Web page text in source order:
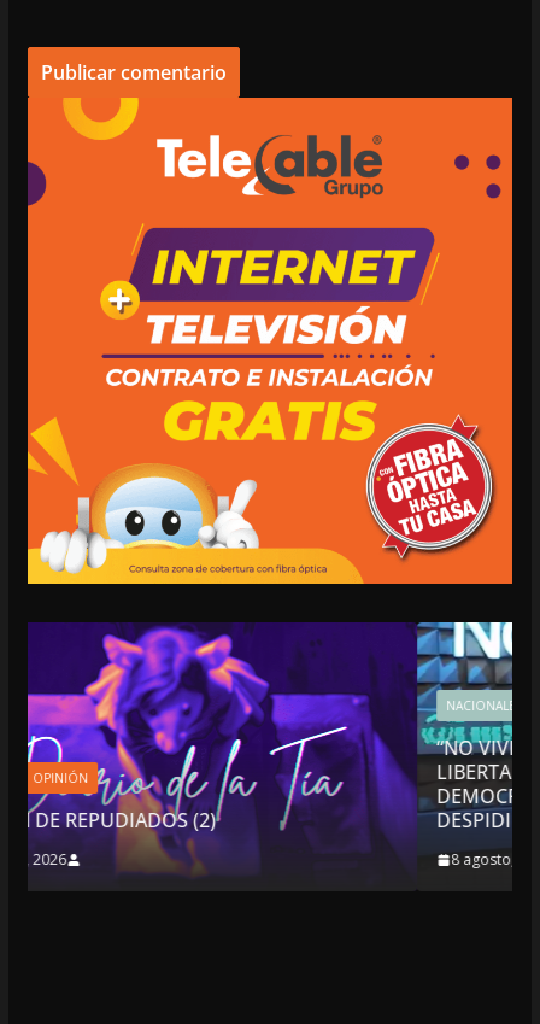
NACIONALES OPINIÓN
“NO VIVIMOS BUENOS TIEMPOS PARA LA
LIBERTAD DE EXPRESIÓN NI PARA LA
DEMOCRACIA EN MÉXICO”: LUIS
DESPIDIÓ DE MVS
8 agosto, 2026